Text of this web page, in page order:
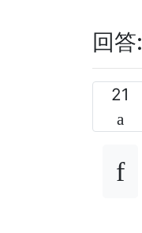
回答:
21